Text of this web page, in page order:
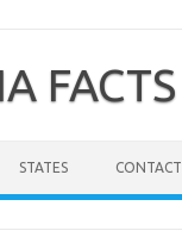
FACTS
STATES CONTACT